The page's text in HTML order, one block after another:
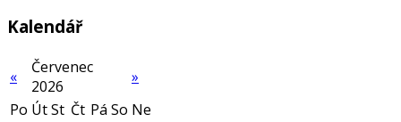
Kalendář
«
Červenec
2026
»
Po ÚtSt Čt Pá So Ne